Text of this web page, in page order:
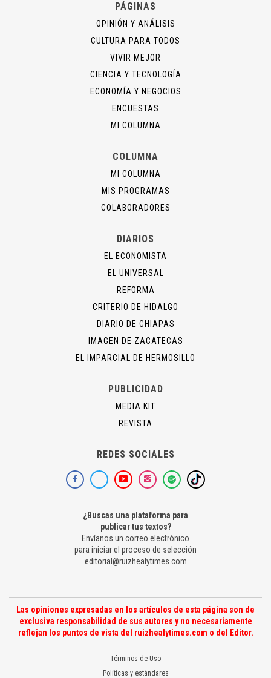
PÁGINAS
OPINIÓN Y ANÁLISIS
CULTURA PARA TODOS
VIVIR MEJOR
CIENCIA Y TECNOLOGÍA
ECONOMÍA Y NEGOCIOS
ENCUESTAS
MI COLUMNA
COLUMNA
MI COLUMNA
MIS PROGRAMAS
COLABORADORES
DIARIOS
EL ECONOMISTA
EL UNIVERSAL
REFORMA
CRITERIO DE HIDALGO
DIARIO DE CHIAPAS
IMAGEN DE ZACATECAS
EL IMPARCIAL DE HERMOSILLO
PUBLICIDAD
MEDIA KIT
REVISTA
REDES SOCIALES
¿Buscas una plataforma para
publicar tus textos?
Envíanos un correo electrónico
para iniciar el proceso de selección
editorial@ruizhealytimes.com
Las opiniones expresadas en los artículos de esta página son de
exclusiva responsabilidad de sus autores y no necesariamente
reflejan los puntos de vista del ruizhealytimes.com o del Editor.
Términos de Uso
Políticas y estándares